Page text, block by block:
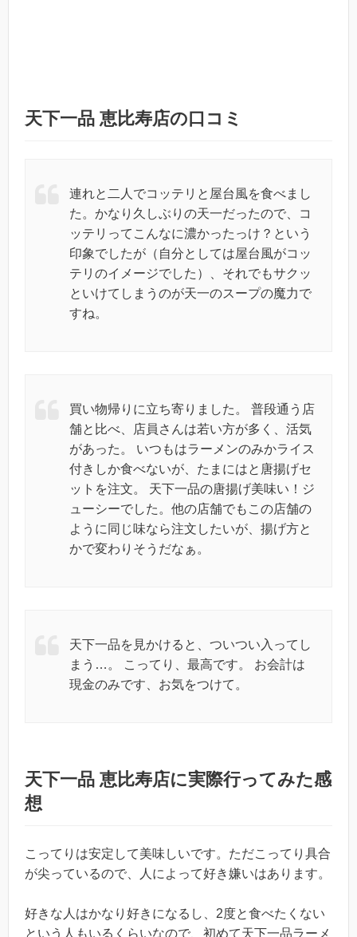
天下一品 恵比寿店の口コミ
連れと二人でコッテリと屋台風を食べまし
た。かなり久しぶりの天一だったので、コ
ッテリってこんなに濃かったっけ？という
印象でしたが（自分としては屋台風がコッ
テリのイメージでした）、それでもサクッ
といけてしまうのが天一のスープの魔力で
すね。
買い物帰りに立ち寄りました。 普段通う店
舗と比べ、店員さんは若い方が多く、活気
があった。 いつもはラーメンのみかライス
付きしか食べないが、たまにはと唐揚げセ
ットを注文。 天下一品の唐揚げ美味い！ジ
ューシーでした。他の店舗でもこの店舗の
ように同じ味なら注文したいが、揚げ方と
かで変わりそうだなぁ。
天下一品を見かけると、ついつい入ってし
まう…。 こってり、最高です。 お会計は
現金のみです、お気をつけて。
天下一品 恵比寿店に実際行ってみた感
想
こってりは安定して美味しいです。ただこってり具合
が尖っているので、人によって好き嫌いはあります。
好きな人はかなり好きになるし、2度と食べたくない
という人もいるくらいなので、初めて天下一品ラーメ